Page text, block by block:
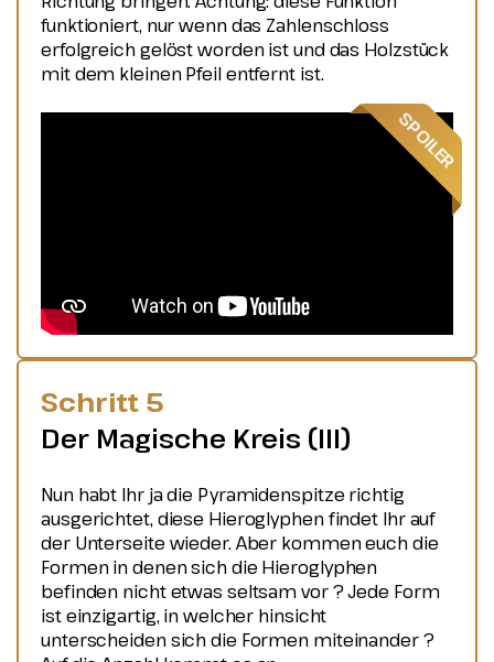
funktioniert, nur wenn das Zahlenschloss
erfolgreich gelöst worden ist und das Holzstück
mit dem kleinen Pfeil entfernt ist.
Schritt 5
Der Magische Kreis (III)
Nun habt Ihr ja die Pyramidenspitze richtig
ausgerichtet, diese Hieroglyphen findet Ihr auf
der Unterseite wieder. Aber kommen euch die
Formen in denen sich die Hieroglyphen
befinden nicht etwas seltsam vor ? Jede Form
ist einzigartig, in welcher hinsicht
unterscheiden sich die Formen miteinander ?